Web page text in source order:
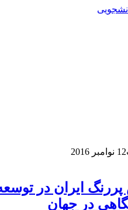
12 نوامبر 2016
ایران در
در جهان